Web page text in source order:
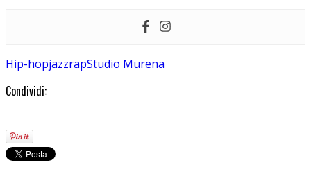
Hip-hopjazzrapStudio Murena
Condividi: